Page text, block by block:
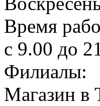
Время
с 9.00 до
Филиалы:
Магазин в